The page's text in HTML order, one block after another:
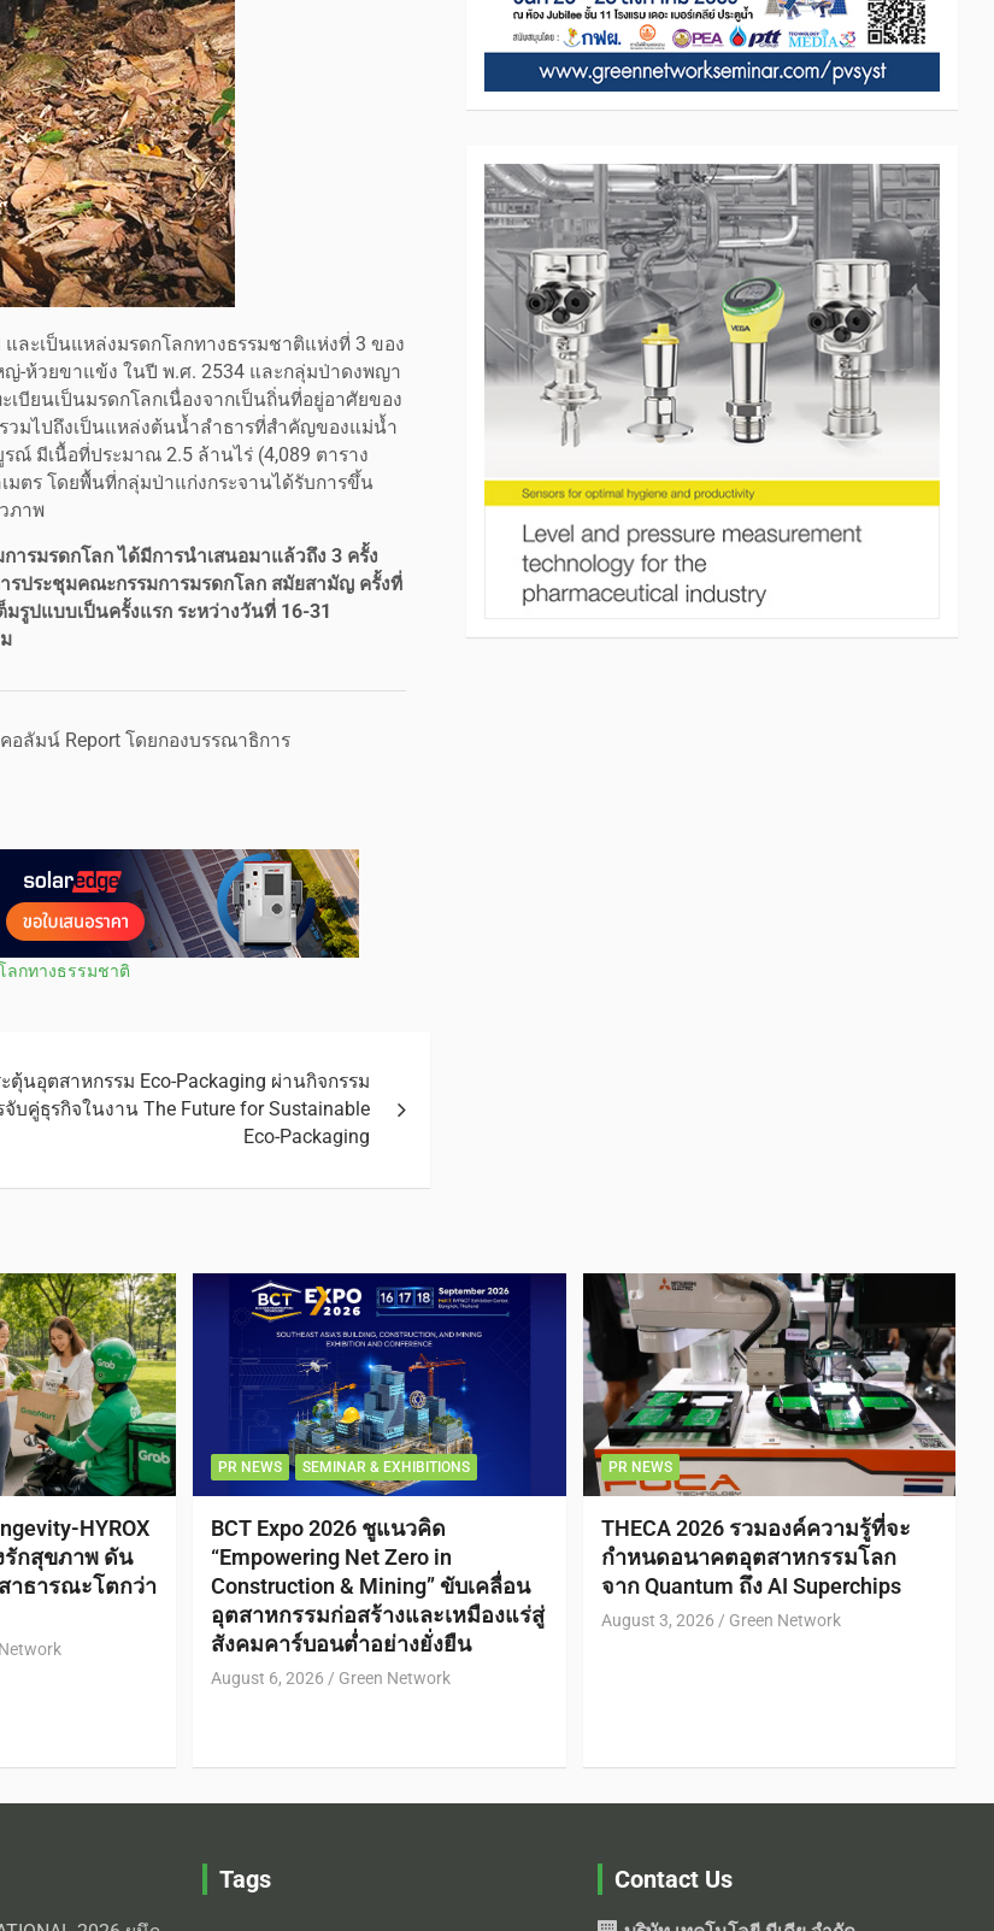
ละเป็นแหล่งมรดกโลกทางธรรมชาติแห่งที่ 3 ของ
-ห้วยขาแข้ง ในปี พ.ศ. 2534 และกลุ่มป่าดงพญา
บียนเป็นมรดกโลกเนื่องจากเป็นถิ่นที่อยู่อาศัยของ
มไปถึงเป็นแหล่งต้นน้ำลำธารที่สำคัญของแม่น้ำ
มีเนื้อที่ประมาณ 2.5 ล้านไร่ (4,089 ตาราง
มตร โดยพื้นที่กลุ่มป่าแก่งกระจานได้รับการขึ้น
ภาพ
รมรดกโลก ได้มีการนำเสนอมาแล้วถึง 3 ครั้ง
รประชุมคณะกรรมการมรดกโลก สมัยสามัญ ครั้งที่
รูปแบบเป็นครั้งแรก ระหว่างวันที่ 16-31
อลัมน์ Report โดยกองบรรณาธิการ
ลกทางธรรมชาติ
ตุ้นอุตสาหกรรม Eco-Packaging ผ่านกิจกรรม
จับคู่ธุรกิจในงาน The Future for Sustainable
Eco-Packaging
HYROX
รักสุขภาพ ดัน
าธารณะโตกว่า
PR NEWS SEMINAR & EXHIBITIONS
BCT Expo 2026 ชูแนวคิด
“Empowering Net Zero in
Construction & Mining” ขับเคลื่อน
อุตสาหกรรมก่อสร้างและเหมืองแร่สู่
สังคมคาร์บอนต่ำอย่างยั่งยืน
August 6, 2026 Green Network
PR NEWS
THECA 2026 รวมองค์ความรู้ที่จะ
กำหนดอนาคตอุตสาหกรรมโลก
จาก Quantum ถึง AI Superchips
August 3, 2026 Green Network
Tags Contact Us